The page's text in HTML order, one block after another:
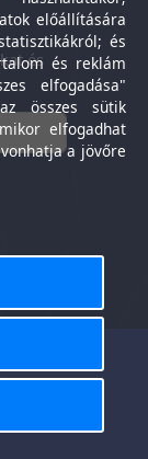
és
előállítására
és
és reklám
elfogadása"
összes sütik
elfogadhat
a jövőre